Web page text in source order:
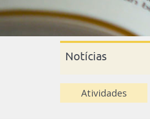
Notícias
Atividades